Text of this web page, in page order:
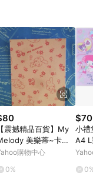
店之商品：商
/紅利折抵/折
饋資格： 如
消費使用者，
【震撼精品百貨】My
美樂蒂~卡片_
購物中心
0%
$70
小禮
A4